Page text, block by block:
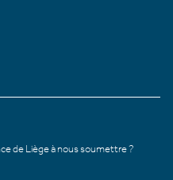
de Liège à nous soumettre ?